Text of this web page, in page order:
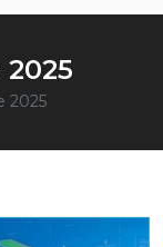
2025